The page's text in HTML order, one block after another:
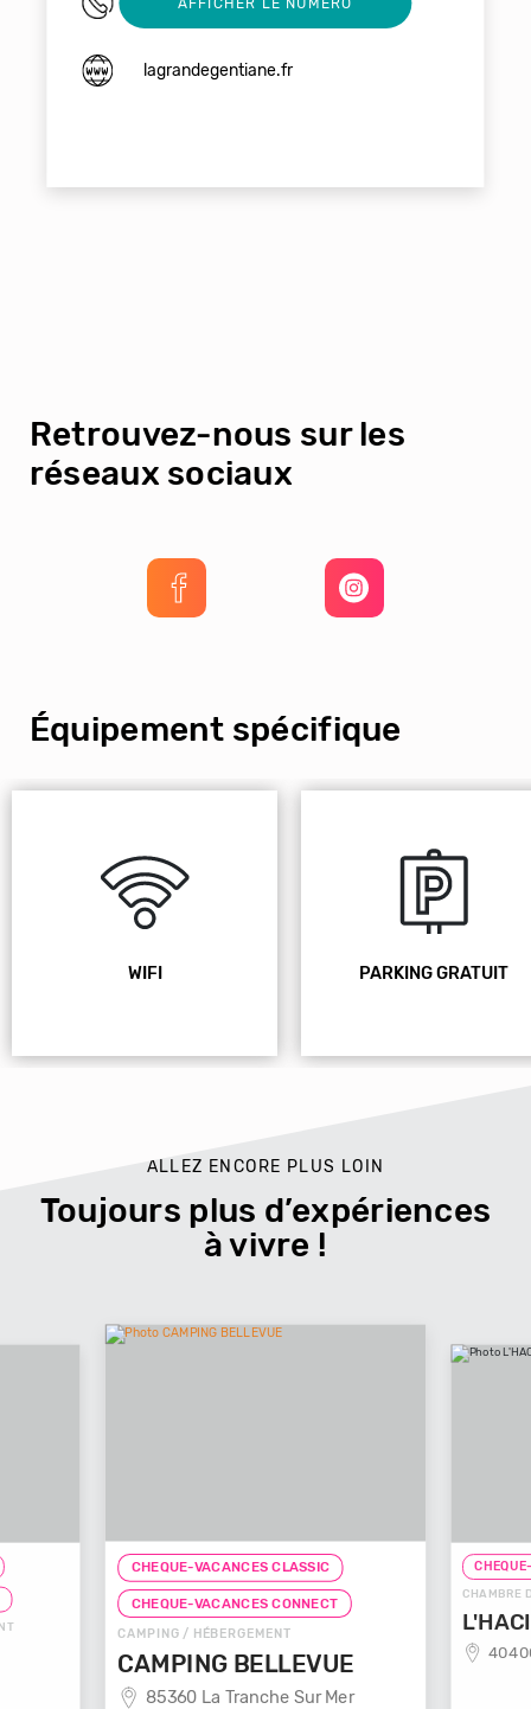
lagrandegentiane.fr
Équipement spécifique
WIFI PARKING GRATUIT
Retrouvez-nous sur les
réseaux sociaux
ALLEZ ENCORE PLUS LOIN
Toujours plus d’expériences
à vivre !
CHEQUE-VACANCES CLASSIC
CHEQUE-VACANCES CONNECT
CAMPING / HÉBERGEMENT
CAMPING BELLEVUE
85360 La Tranche Sur Mer
CHAMBRE